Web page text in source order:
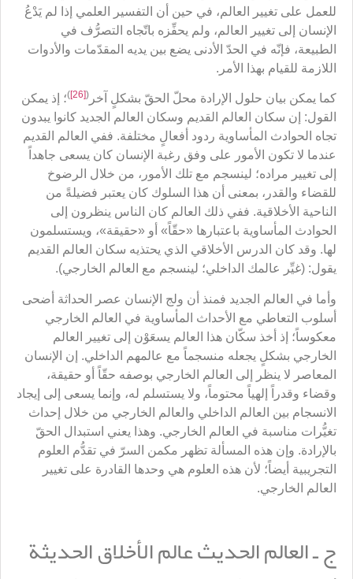
للعمل على تغيير العالم، في حين أن التفسير العلمي إذا لم يَدْعُ
الإنسان إلى تغيير العالم، ولم يحفِّزه باتّجاه التصرُّف في
الطبيعة، فإنّه في الحدّ الأدنى يضع بين يديه المقدّمات والأدوات
اللازمة للقيام بهذا الأمر.
كما يمكن بيان حلول الإرادة محلّ الحقّ بشكلٍ آخر (
[26]
)؛ إذ يمكن
القول: إن سكان العالم القديم وسكان العالم الجديد كانوا يبدون
تجاه الحوادث المأساوية ردود أفعالٍ مختلفة. ففي العالم القديم
عندما لا تكون الأمور على وفق رغبة الإنسان كان يسعى جاهداً
إلى تغيير مراده؛ لينسجم مع تلك الأمور، من خلال الرضوخ
للقضاء والقدر، بمعنى أن هذا السلوك كان يعتبر فضيلةً من
الناحية الأخلاقية. ففي ذلك العالم كان الناس ينظرون إلى
الحوادث المأساوية باعتبارها «حقّاً» أو «حقيقة»، ويستسلمون
لها. وقد كان الدرس الأخلاقي الذي يحتذيه سكان العالم القديم
يقول: (غيِّر عالمك الداخلي؛ لينسجم مع العالم الخارجي).
وأما في العالم الجديد فمنذ أن ولج الإنسان عصر الحداثة أضحى
أسلوب التعاطي مع الأحداث المأساوية في العالم الخارجي
معكوساً؛ إذ أخذ سكّان هذا العالم يسعَوْن إلى تغيير العالم
الخارجي بشكلٍ يجعله منسجماً مع عالمهم الداخلي. إن الإنسان
المعاصر لا ينظر إلى العالم الخارجي بوصفه حقّاً أو حقيقة،
وقضاء وقدراً إلهياً محتوماً، ولا يستسلم له، وإنما يسعى إلى إيجاد
الانسجام بين العالم الداخلي والعالم الخارجي من خلال إحداث
تغيُّرات مناسبة في العالم الخارجي. وهذا يعني استبدال الحقّ
بالإرادة. وإن هذه المسألة تظهر مكمن السرّ في تقدُّم العلوم
التجريبية أيضاً؛ لأن هذه العلوم هي وحدها القادرة على تغيير
العالم الخارجي.
ج ـ العالم الحديث عالم الأخلاق الحديثة